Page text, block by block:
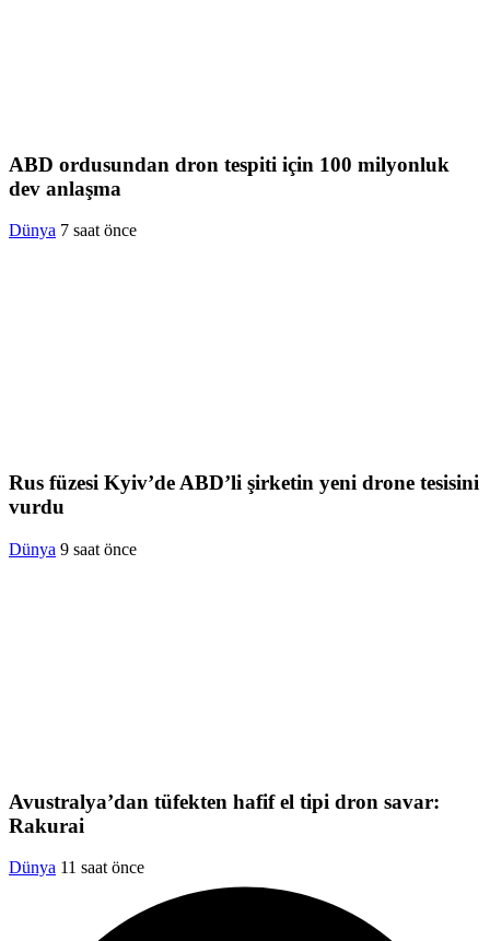
ABD ordusundan dron tespiti için 100 milyonluk
dev anlaşma
Dünya 7 saat önce
Rus füzesi Kyiv’de ABD’li şirketin yeni drone tesisini
vurdu
Dünya 9 saat önce
Avustralya’dan tüfekten hafif el tipi dron savar:
Rakurai
Dünya 11 saat önce